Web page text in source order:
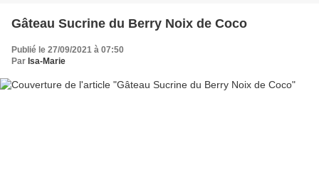
Gâteau Sucrine du Berry Noix de Coco
Publié le 27/09/2021 à 07:50
Par Isa-Marie